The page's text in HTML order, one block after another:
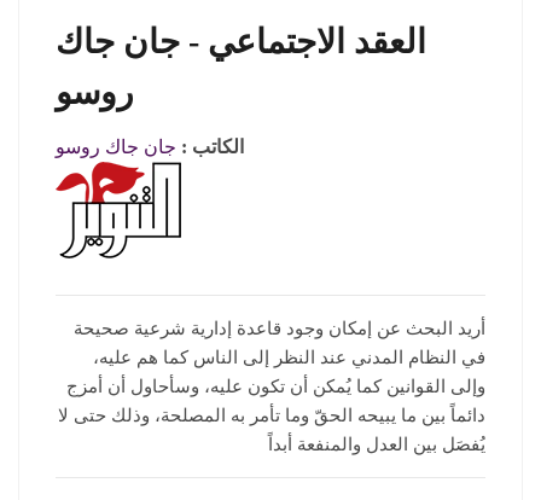
العقد الاجتماعي - جان جاك
روسو
الكاتب : جان جاك روسو
أريد البحث عن إمكان وجود قاعدة إدارية شرعية صحيحة
في النظام المدني عند النظر إلى الناس كما هم عليه،
وإلى القوانين كما يُمكن أن تكون عليه، وسأحاول أن أمزج
دائماً بين ما يبيحه الحقّ وما تأمر به المصلحة، وذلك حتى لا
يُفصَل بين العدل والمنفعة أبداً